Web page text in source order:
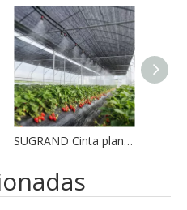
SUGRAND Cinta plana Tela de sombra negra